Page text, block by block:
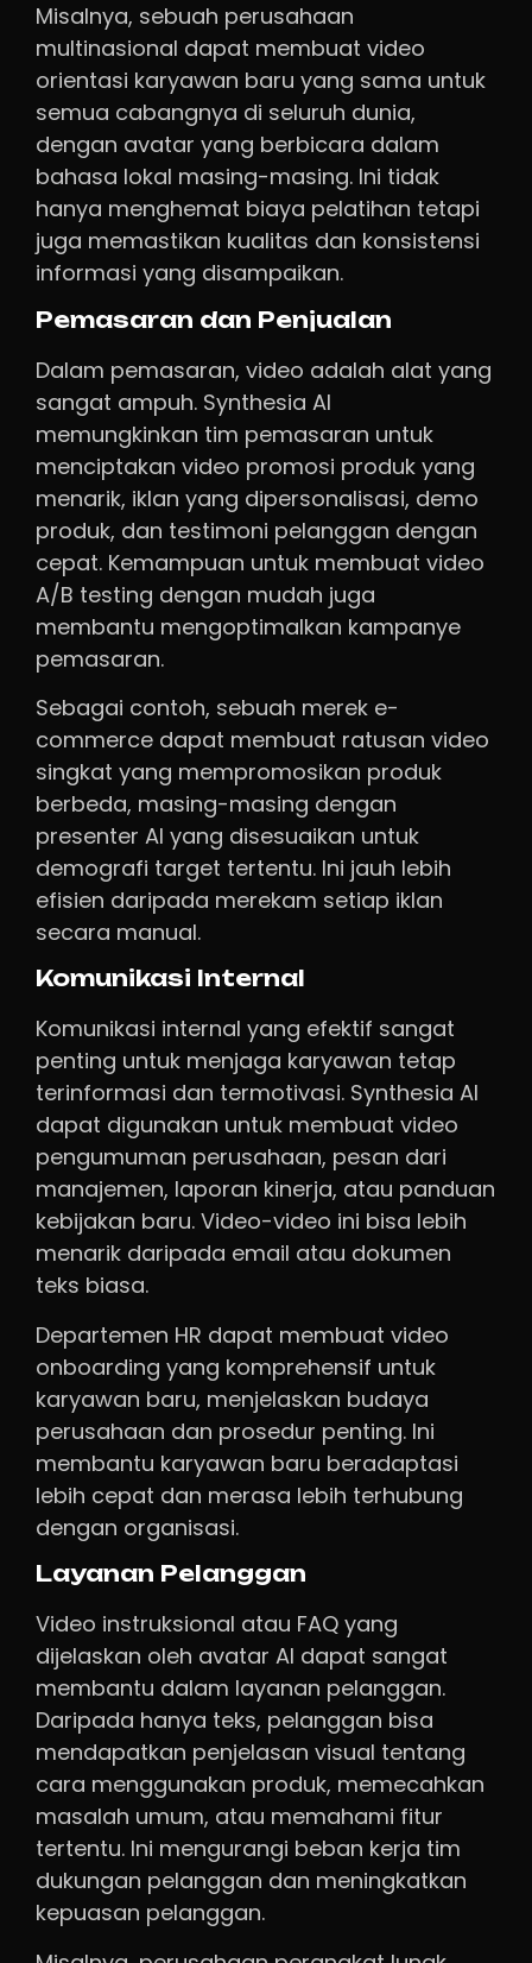
Misalnya, sebuah perusahaan
multinasional dapat membuat video
orientasi karyawan baru yang sama untuk
semua cabangnya di seluruh dunia,
dengan avatar yang berbicara dalam
bahasa lokal masing-masing. Ini tidak
hanya menghemat biaya pelatihan tetapi
juga memastikan kualitas dan konsistensi
informasi yang disampaikan.
Pemasaran dan Penjualan
Dalam pemasaran, video adalah alat yang
sangat ampuh. Synthesia AI
memungkinkan tim pemasaran untuk
menciptakan video promosi produk yang
menarik, iklan yang dipersonalisasi, demo
produk, dan testimoni pelanggan dengan
cepat. Kemampuan untuk membuat video
A/B testing dengan mudah juga
membantu mengoptimalkan kampanye
pemasaran.
Sebagai contoh, sebuah merek e-
commerce dapat membuat ratusan video
singkat yang mempromosikan produk
berbeda, masing-masing dengan
presenter AI yang disesuaikan untuk
demografi target tertentu. Ini jauh lebih
efisien daripada merekam setiap iklan
secara manual.
Komunikasi Internal
Komunikasi internal yang efektif sangat
penting untuk menjaga karyawan tetap
terinformasi dan termotivasi. Synthesia AI
dapat digunakan untuk membuat video
pengumuman perusahaan, pesan dari
manajemen, laporan kinerja, atau panduan
kebijakan baru. Video-video ini bisa lebih
menarik daripada email atau dokumen
teks biasa.
Departemen HR dapat membuat video
onboarding yang komprehensif untuk
karyawan baru, menjelaskan budaya
perusahaan dan prosedur penting. Ini
membantu karyawan baru beradaptasi
lebih cepat dan merasa lebih terhubung
dengan organisasi.
Layanan Pelanggan
Video instruksional atau FAQ yang
dijelaskan oleh avatar AI dapat sangat
membantu dalam layanan pelanggan.
Daripada hanya teks, pelanggan bisa
mendapatkan penjelasan visual tentang
cara menggunakan produk, memecahkan
masalah umum, atau memahami fitur
tertentu. Ini mengurangi beban kerja tim
dukungan pelanggan dan meningkatkan
kepuasan pelanggan.